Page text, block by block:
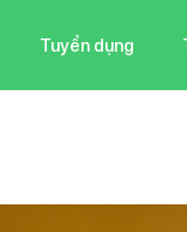
Tuyển dụng